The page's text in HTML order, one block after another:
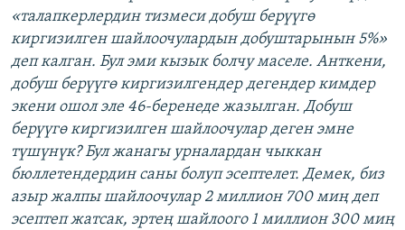
«талапкерлердин тизмеси добуш берүүгө
киргизилген шайлоочулардын добуштарынын 5%»
деп калган. Бул эми кызык болчу маселе. Анткени,
добуш берүүгө киргизилгендер дегендер кимдер
экени ошол эле 46-беренеде жазылган. Добуш
берүүгө киргизилген шайлоочулар деген эмне
түшүнүк? Бул жанагы урналардан чыккан
бюллетендердин саны болуп эсептелет. Демек, биз
азыр жалпы шайлоочулар 2 миллион 700 миң деп
эсептеп жатсак, эртең шайлоого 1 миллион 300 миң